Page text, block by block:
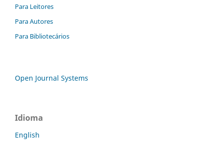
Para Leitores
Para Autores
Para Bibliotecários
Open Journal Systems
Idioma
English